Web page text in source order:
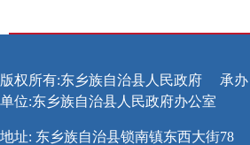
版权所有:东乡族自治县人民政府
承办
单位:东乡族自治县人民政府办公室
地址: 东乡族自治县锁南镇东西大街78